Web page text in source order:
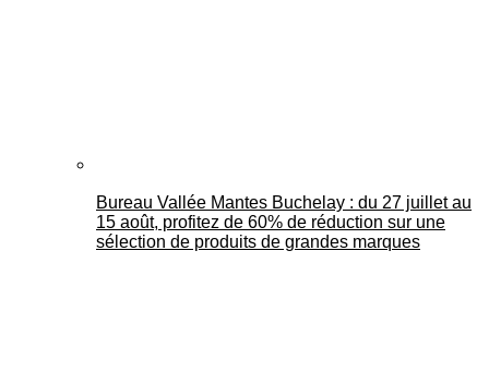
Bureau Vallée Mantes Buchelay : du 27 juillet au
15 août, profitez de 60% de réduction sur une
sélection de produits de grandes marques